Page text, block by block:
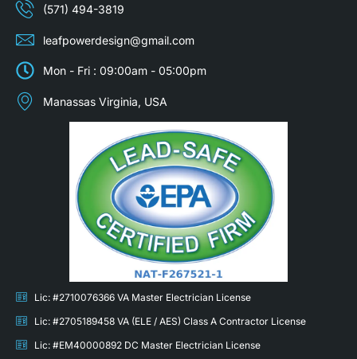
(571) 494-3819
leafpowerdesign@gmail.com
Mon - Fri : 09:00am - 05:00pm
Manassas Virginia, USA
Lic: #2710076366 VA Master Electrician License
Lic: #2705189458 VA (ELE / AES) Class A Contractor License
Lic: #EM40000892 DC Master Electrician License